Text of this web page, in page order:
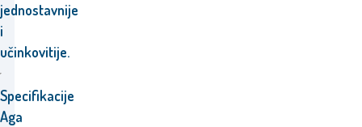
jednostavnije
i
učinkovitije.
Specifikacije
Aga